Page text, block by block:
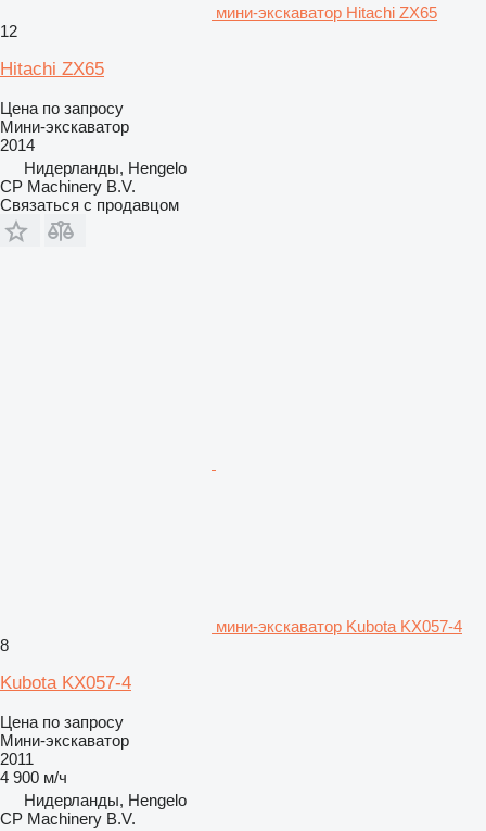
мини-экскаватор Hitachi ZX65
12
Hitachi ZX65
Цена по запросу
Мини-экскаватор
2014
Нидерланды, Hengelo
CP Machinery B.V.
Связаться с продавцом
мини-экскаватор Kubota KX057-4
8
Kubota KX057-4
Цена по запросу
Мини-экскаватор
2011
4 900 м/ч
Нидерланды, Hengelo
CP Machinery B.V.